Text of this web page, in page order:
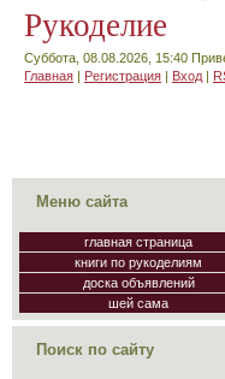
Рукоделие
Суббота, 08.08.2026, 15:40
Главная | Регистрация | Вход |
Меню сайта
главная страница
книги по рукоделиям
доска объявлений
шей сама
Поиск по сайту